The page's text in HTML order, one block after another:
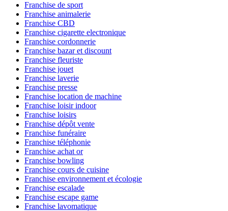
Franchise de sport
Franchise animalerie
Franchise CBD
Franchise cigarette electronique
Franchise cordonnerie
Franchise bazar et discount
Franchise fleuriste
Franchise jouet
Franchise laverie
Franchise presse
Franchise location de machine
Franchise loisir indoor
Franchise loisirs
Franchise dépôt vente
Franchise funéraire
Franchise téléphonie
Franchise achat or
Franchise bowling
Franchise cours de cuisine
Franchise environnement et écologie
Franchise escalade
Franchise escape game
Franchise lavomatique